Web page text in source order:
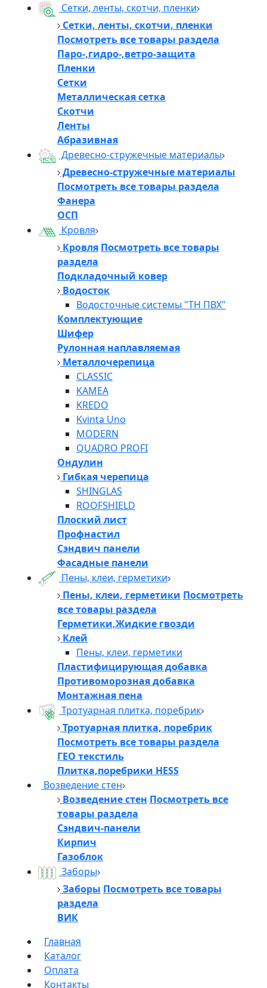
Сетки, ленты, скотчи, пленки
Сетки, ленты, скотчи, пленки
Посмотреть все товары раздела
Паро-,гидро-,ветро-защита
Пленки
Сетки
Металлическая сетка
Скотчи
Ленты
Абразивная
Древесно-стружечные материалы
Древесно-стружечные материалы
Посмотреть все товары раздела
Фанера
ОСП
Кровля
Кровля Посмотреть все товары
раздела
Подкладочный ковер
Водосток
Водосточные системы "ТН ПВХ"
Комплектующие
Шифер
Рулонная наплавляемая
Металлочерепица
CLASSIC
KAMEA
KREDO
Kvinta Uno
MODERN
QUADRO PROFI
Ондулин
Гибкая черепица
SHINGLAS
ROOFSHIELD
Плоский лист
Профнастил
Сэндвич панели
Фасадные панели
Пены, клеи, герметики
Пены, клеи, герметики Посмотреть
все товары раздела
Герметики,Жидкие гвозди
Клей
Пены, клеи, герметики
Пластифицирующая добавка
Противоморозная добавка
Монтажная пена
Тротуарная плитка, поребрик
Тротуарная плитка, поребрик
Посмотреть все товары раздела
ГЕО текстиль
Плитка,поребрики HESS
Возведение стен
Возведение стен Посмотреть все
товары раздела
Сэндвич-панели
Кирпич
Газоблок
Заборы
Заборы Посмотреть все товары
раздела
ВИК
Главная
Каталог
Оплата
Контакты